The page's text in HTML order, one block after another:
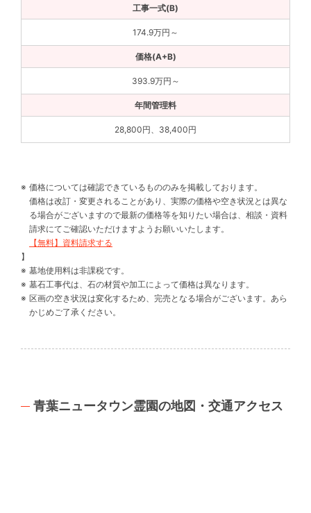
174.9万円～
393.9万円～
28,800円、38,400円
価格については確認できているもののみを掲載しております。
価格は改訂・変更されることがあり、実際の価格や空き状況とは異な
る場合がございますので最新の価格等を知りたい場合は、相談・資料
請求にてご確認いただけますようお願いいたします。
【無料】資料請求する
】
墓地使用料は非課税です。
墓石工事代は、石の材質や加工によって価格は異なります。
区画の空き状況は変化するため、完売となる場合がございます。あら
かじめご了承ください。
青葉ニュータウン霊園の地図・交通アクセス